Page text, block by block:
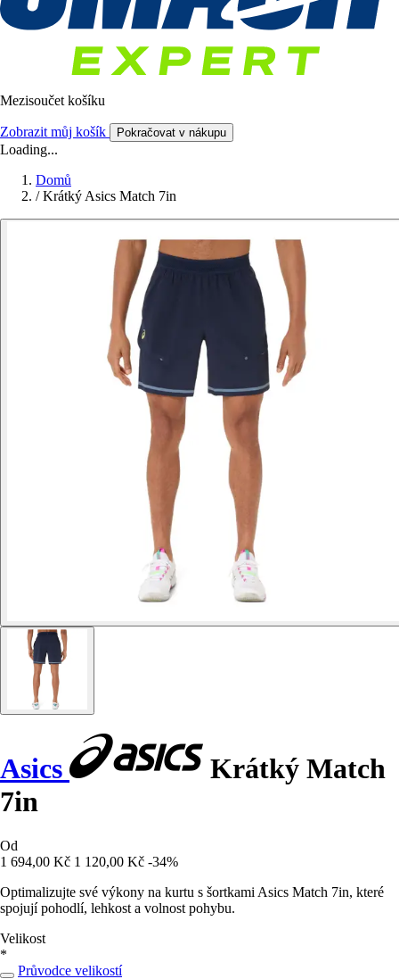
Mezisoučet košíku
Zobrazit můj košík Pokračovat v nákupu
Loading...
Domů
/ Krátký Asics Match 7in
Asics
Krátký Match
7in
Od
1 694,00 Kč 1 120,00 Kč -34%
Optimalizujte své výkony na kurtu s šortkami Asics Match 7in, které
spojují pohodlí, lehkost a volnost pohybu.
Velikost
*
Průvodce velikostí